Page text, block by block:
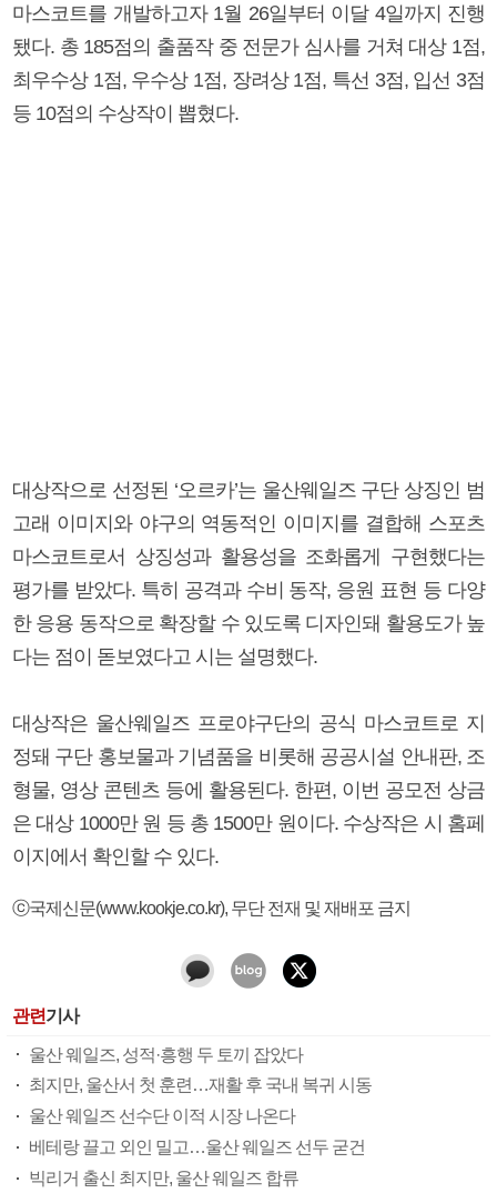
마스코트를 개발하고자 1월 26일부터 이달 4일까지 진행
됐다. 총 185점의 출품작 중 전문가 심사를 거쳐 대상 1점,
최우수상 1점, 우수상 1점, 장려상 1점, 특선 3점, 입선 3점
등 10점의 수상작이 뽑혔다.
대상작으로 선정된 ‘오르카’는 울산웨일즈 구단 상징인 범
고래 이미지와 야구의 역동적인 이미지를 결합해 스포츠
마스코트로서 상징성과 활용성을 조화롭게 구현했다는
평가를 받았다. 특히 공격과 수비 동작, 응원 표현 등 다양
한 응용 동작으로 확장할 수 있도록 디자인돼 활용도가 높
다는 점이 돋보였다고 시는 설명했다.
대상작은 울산웨일즈 프로야구단의 공식 마스코트로 지
정돼 구단 홍보물과 기념품을 비롯해 공공시설 안내판, 조
형물, 영상 콘텐츠 등에 활용된다. 한편, 이번 공모전 상금
은 대상 1000만 원 등 총 1500만 원이다. 수상작은 시 홈페
이지에서 확인할 수 있다.
ⓒ국제신문(www.kookje.co.kr), 무단 전재 및 재배포 금지
관련기사
울산 웨일즈, 성적·흥행 두 토끼 잡았다
최지만, 울산서 첫 훈련…재활 후 국내 복귀 시동
울산 웨일즈 선수단 이적 시장 나온다
베테랑 끌고 외인 밀고…울산 웨일즈 선두 굳건
빅리거 출신 최지만, 울산 웨일즈 합류